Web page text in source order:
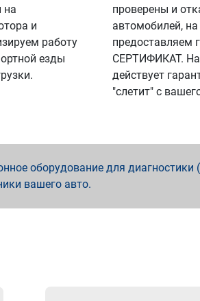
на
и
работу
езды
проверены и
автомобилей,
предоставляем
СЕРТИФИКАТ. На
действует
"слетит" с
оборудование для диагностики
вашего авто.